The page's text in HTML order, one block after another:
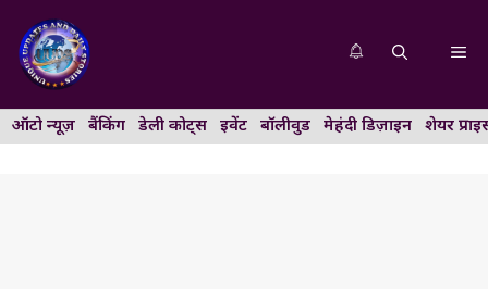
content
ऑटो न्यूज़ बैंकिंग डेली कोट्स इवेंट बॉलीवुड मेहंदी डिज़ाइन शेयर